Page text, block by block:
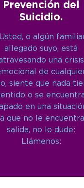
Prevención del
Suicidio.
o algún
allegado suyo, está
una crisis
de
siente que nada
o se
en una
la que no le encuentra
salida, no lo dude:
Llámenos: